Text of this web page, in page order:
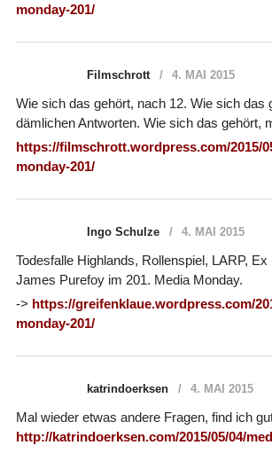
monday-201/
Filmschrott 4. MAI 2015
Wie sich das gehört, nach 12. Wie sich das
dämlichen Antworten. Wie sich das gehört,
https://filmschrott.wordpress.com/2015/
monday-201/
Ingo Schulze 4. MAI 2015
Todesfalle Highlands, Rollenspiel, LARP,
James Purefoy im 201. Media Monday.
-> https://greifenklaue.wordpress.com/
monday-201/
katrindoerksen 4. MAI 2015
Mal wieder etwas andere Fragen, find ich
http://katrindoerksen.com/2015/05/04/